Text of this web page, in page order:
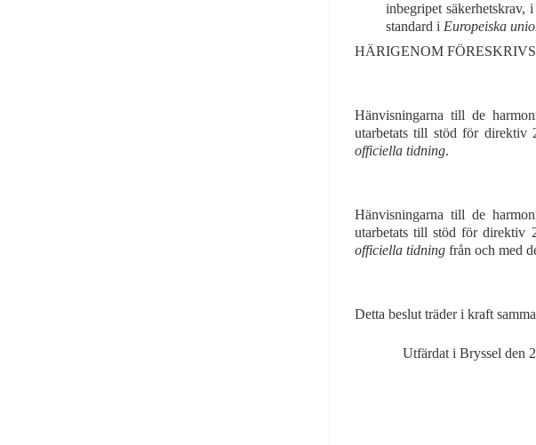
inbegripet säkerhetskrav,
standard i Europeiska
HÄRIGENOM
Hänvisningarna till de
utarbetats till stöd för direktiv
officiella tidning.
Hänvisningarna till de
utarbetats till stöd för direktiv
officiella tidningfrån och med
Detta beslut träder i kraft
Utfärdat i Bryssel den